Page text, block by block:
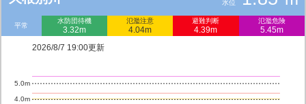
水位
平常
水防団待機
3.32m
氾濫注意
4.04m
避難判断
4.39m
氾濫危険
5.45m
2026/8/7 19:00更新
4.0m
5.0m